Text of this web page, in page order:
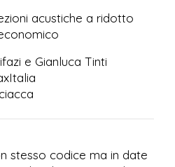
acustiche a ridotto
e Gianluca Tinti
stesso codice ma in date